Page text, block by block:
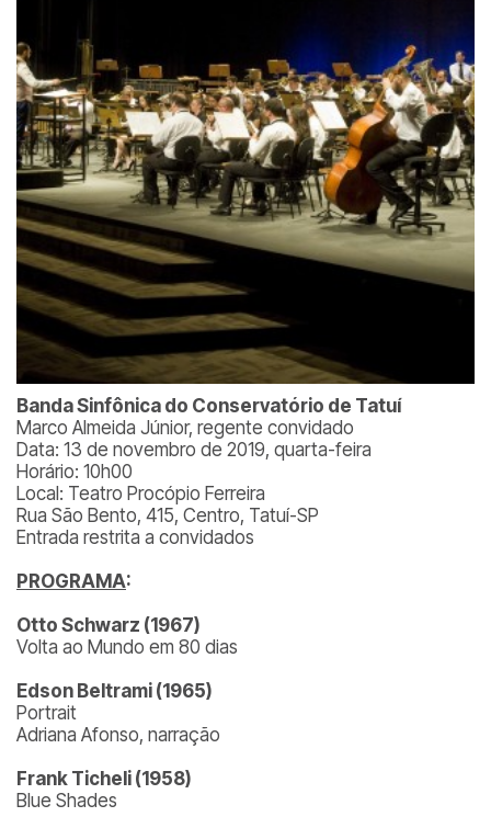
Banda Sinfônica do Conservatório de Tatuí
Marco Almeida Júnior, regente convidado
Data: 13 de novembro de 2019, quarta-feira
Horário: 10h00
Local: Teatro Procópio Ferreira
Rua São Bento, 415, Centro, Tatuí-SP
Entrada restrita a convidados
PROGRAMA:
Otto Schwarz (1967)
Volta ao Mundo em 80 dias
Edson Beltrami (1965)
Portrait
Adriana Afonso, narração
Frank Ticheli (1958)
Blue Shades